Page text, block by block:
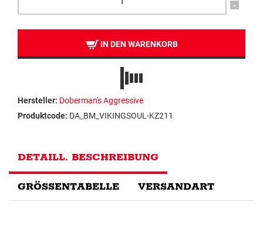
-
IN DEN WARENKORB
Hersteller: Doberman's Aggressive
Produktcode: DA_BM_VIKINGSOUL-KZ211
DETAILL. BESCHREIBUNG
GRÖSSENTABELLE VERSANDART